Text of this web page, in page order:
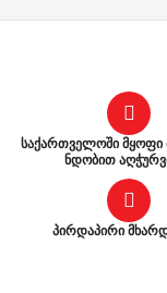
საქართველოში მყოფი
ნდობით
პირდაპირი